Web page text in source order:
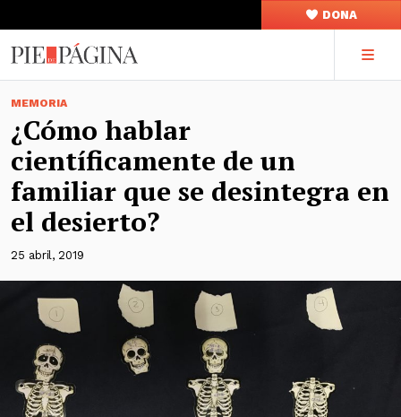
DONA
MEMORIA
¿Cómo hablar
científicamente de un
familiar que se desintegra en
el desierto?
25 abril, 2019